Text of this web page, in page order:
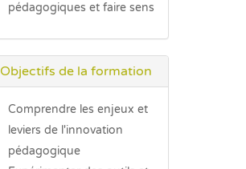
pédagogiques et faire sens
Objectifs de la formation
Comprendre les enjeux et
leviers de l'innovation
pédagogique